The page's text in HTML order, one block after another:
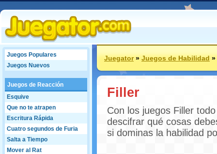
Juegos Populares
Juegos Nuevos
Juegos de Reacción
Esquive
Que no te atrapen
Escritura Rápida
Cuatro segundos de Furia
Salta a Tiempo
Mover al Rat
Juegator»Juegos de Habilidad»
Filler
Con los juegos Filler
descifrar qué cosas
si dominas la habilidad